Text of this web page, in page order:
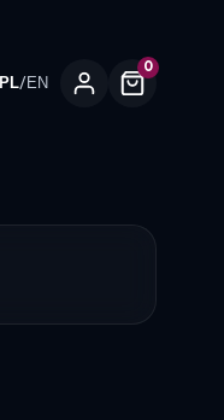
PL/EN
0